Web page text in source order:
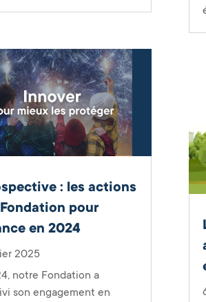
: les actions
pour
en 2024
2025
notre Fondation a
son engagement en